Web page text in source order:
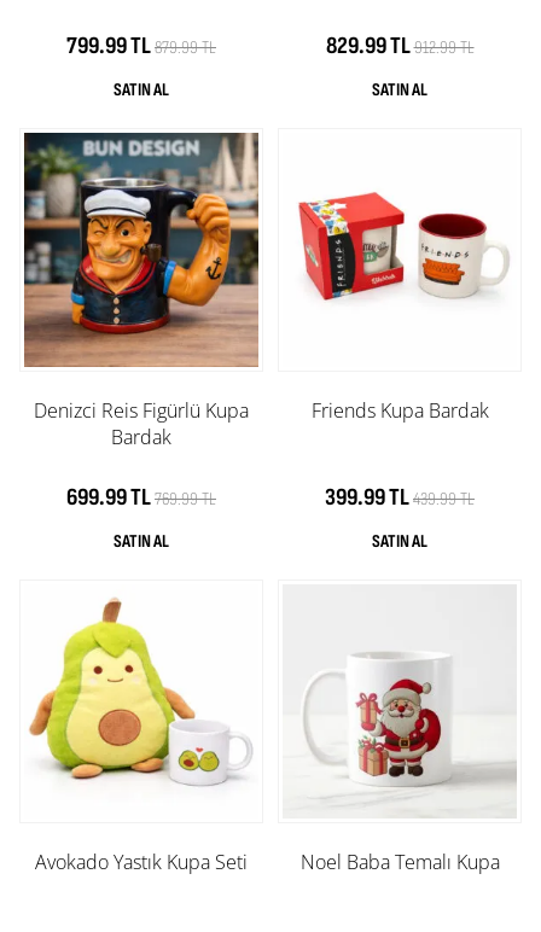
799.99 TL879.99 TL 829.99 TL912.99 TL
Denizci Reis Figürlü Kupa
Bardak
699.99 TL769.99 TL
Friends Kupa Bardak
399.99 TL439.99 TL
Avokado Yastık Kupa Seti Noel Baba Temalı Kupa